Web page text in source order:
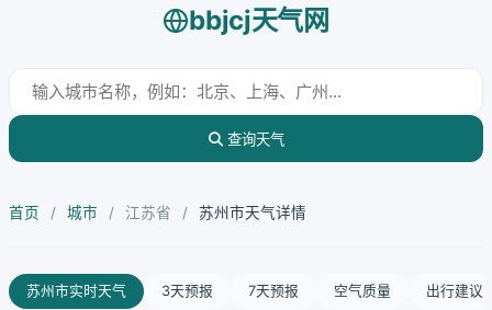
bbjcj天气网
查询天气
首页 / 城市 / 江苏省 / 苏州市天气详情
苏州市实时天气 3天预报 7天预报 空气质量 出行建议